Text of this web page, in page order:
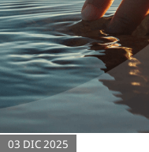
03 DIC 2025